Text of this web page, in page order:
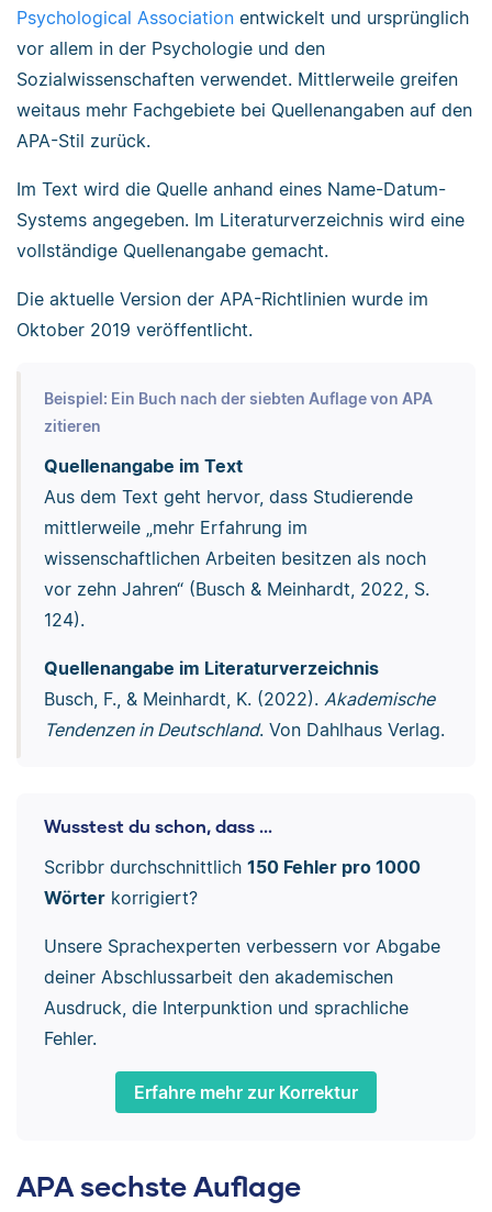
Psychological Association entwickelt und ursprünglich
vor allem in der Psychologie und den
Sozialwissenschaften verwendet. Mittlerweile greifen
weitaus mehr Fachgebiete bei Quellenangaben auf den
APA-Stil zurück.
Im Text wird die Quelle anhand eines Name-Datum-
Systems angegeben. Im Literaturverzeichnis wird eine
vollständige Quellenangabe gemacht.
Die aktuelle Version der APA-Richtlinien wurde im
Oktober 2019 veröffentlicht.
Beispiel: Ein Buch nach der siebten Auflage von APA
zitieren
Quellenangabe im Text
Aus dem Text geht hervor, dass Studierende
mittlerweile „mehr Erfahrung im
wissenschaftlichen Arbeiten besitzen als noch
vor zehn Jahren“ (Busch & Meinhardt, 2022, S.
124).
Quellenangabe im Literaturverzeichnis
Busch, F., & Meinhardt, K. (2022). Akademische
Tendenzen in Deutschland. Von Dahlhaus Verlag.
Wusstest du schon, dass ...
Scribbr durchschnittlich 150 Fehler pro 1000
Wörterkorrigiert?
Unsere Sprachexperten verbessern vor Abgabe
deiner Abschlussarbeit den akademischen
Ausdruck, die Interpunktion und sprachliche
Fehler.
Erfahre mehr zur Korrektur
APA sechste Auflage